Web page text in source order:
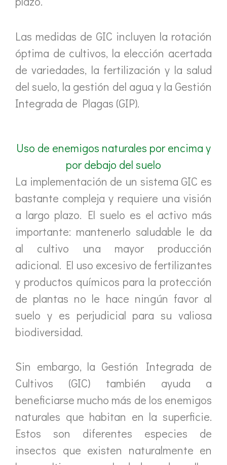
Las medidas de GIC incluyen la rotación
óptima de cultivos, la elección acertada
de variedades, la fertilización y la salud
del suelo, la gestión del agua y la Gestión
Integrada de Plagas (GIP).
Uso de enemigos naturales por encima y
por debajo del suelo
La implementación de un sistema GIC es
bastante compleja y requiere una visión
a largo plazo. El suelo es el activo más
importante: mantenerlo saludable le da
al cultivo una mayor producción
adicional. El uso excesivo de fertilizantes
y productos químicos para la protección
de plantas no le hace ningún favor al
suelo y es perjudicial para su valiosa
biodiversidad.
Sin embargo, la Gestión Integrada de
Cultivos (GIC) también ayuda a
beneficiarse mucho más de los enemigos
naturales que habitan en la superficie.
Estos son diferentes especies de
insectos que existen naturalmente en